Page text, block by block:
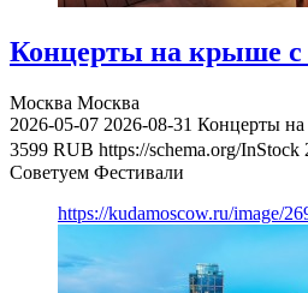
Концерты на крыше с
Москва Москва
2026-05-07 2026-08-31 Концерты на
3599 RUB https://schema.org/InStock
Советуем Фестивали
https://kudamoscow.ru/image/